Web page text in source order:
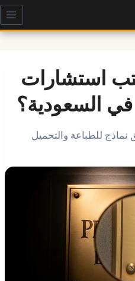
استشارات
في السعودية؟
نماذج للطباعة والتحميل